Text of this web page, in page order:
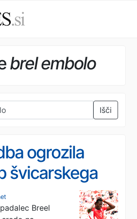
brel embolo
Išči
ogrozila
švicarskega
na SP
Breel